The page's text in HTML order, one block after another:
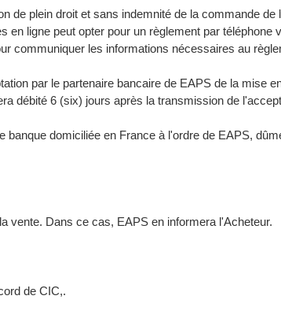
de plein droit et sans indemnité de la commande de
ligne peut opter pour un règlement par téléphone
communiquer les informations nécessaires au
par le partenaire bancaire de EAPS de la mise
débité 6 (six) jours après la transmission de
domiciliée en France à l'ordre de EAPS,
vente. Dans ce cas, EAPS en informera l'Acheteur.
de CIC,.